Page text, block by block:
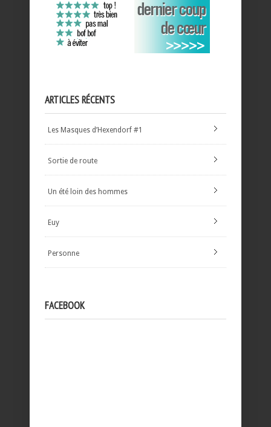
ARTICLES RÉCENTS
Les Masques d’Hexendorf #1
Sortie de route
Un été loin des hommes
Euy
Personne
FACEBOOK